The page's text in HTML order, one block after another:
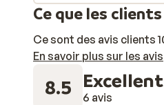
Ce que les
Ce sont des avis clients
En savoir plus sur les avis
8.5 Excellent
6 avis